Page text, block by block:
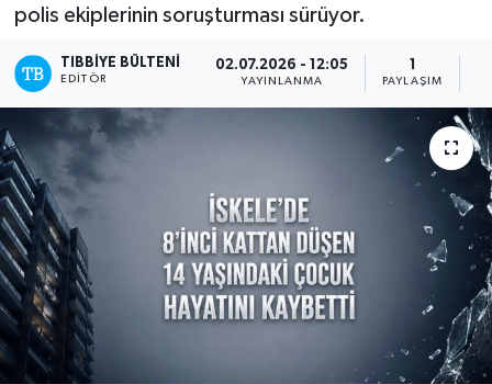
polis ekiplerinin soruşturması sürüyor.
TIBBIYE BÜLTENI
EDITÖR
02.07.2026 - 12:05
YAYINLANMA PAYLAŞIM